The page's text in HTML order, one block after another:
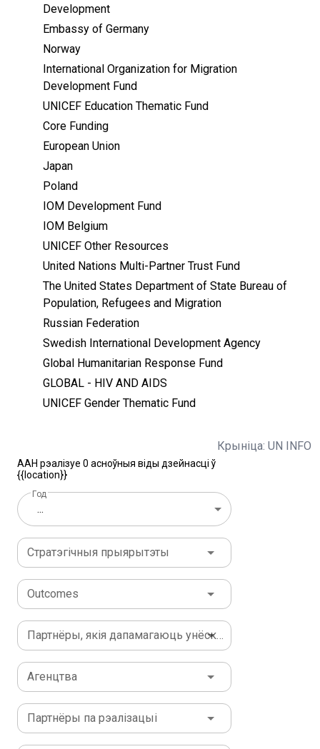
Development
Embassy of Germany
Norway
International Organization for Migration
Development Fund
UNICEF Education Thematic Fund
Core Funding
European Union
Japan
Poland
IOM Development Fund
IOM Belgium
UNICEF Other Resources
United Nations Multi-Partner Trust Fund
The United States Department of State Bureau of
Population, Refugees and Migration
Russian Federation
Swedish International Development Agency
Global Humanitarian Response Fund
GLOBAL - HIV AND AIDS
UNICEF Gender Thematic Fund
Крыніца: UN INFO
ААН рэалізуе 0 асноўныя віды дзейнасці ў
{{location}}
Год
...
Стратэгічныя прыярытэты
Outcomes
Партнёры, якія дапамагаюць унёскам
Агенцтва
Партнёры па рэалізацыі